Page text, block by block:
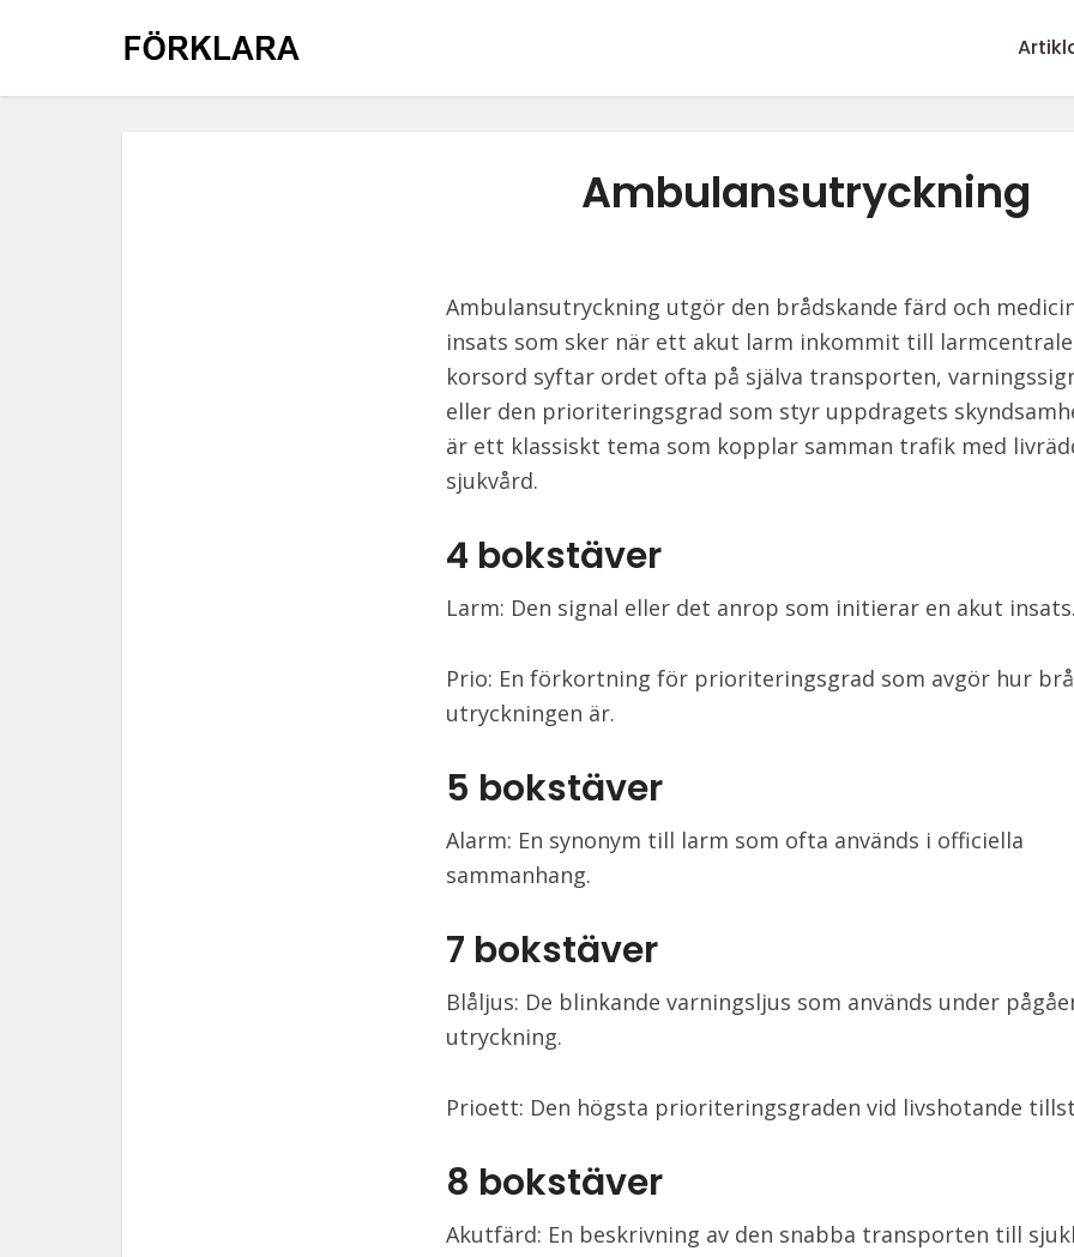
Ambulansutryckning
Ambulansutryckning utgör den brådskande färd och
insats som sker när ett akut larm inkommit till
korsord syftar ordet ofta på själva transporten,
eller den prioriteringsgrad som styr uppdragets
är ett klassiskt tema som kopplar samman trafik med
sjukvård.
4 bokstäver
Larm: Den signal eller det anrop som initierar en akut insats.
Prio: En förkortning för prioriteringsgrad som avgör hur
utryckningen är.
5 bokstäver
Alarm: En synonym till larm som ofta används i officiella
sammanhang.
7 bokstäver
Blåljus: De blinkande varningsljus som används under
utryckning.
Prioett: Den högsta prioriteringsgraden vid livshotande
8 bokstäver
Akutfärd: En beskrivning av den snabba transporten till